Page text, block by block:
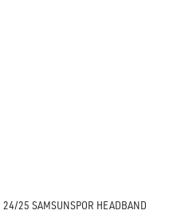
24/25 SAMSUNSPOR HEADBAND